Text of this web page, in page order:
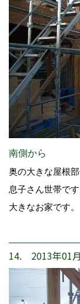
南側から
奥の大きな屋根
息子さん世帯です
大きなお家です。
14. 2013年01